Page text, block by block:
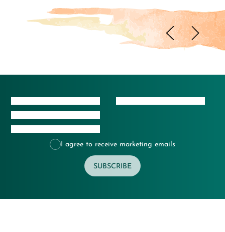
I agree to receive marketing emails
SUBSCRIBE